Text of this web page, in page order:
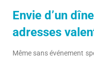
Envie d’un
adresses
Même sans événement